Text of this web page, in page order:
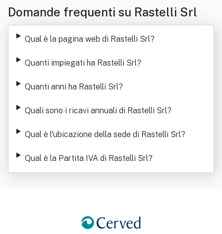
Domande frequenti su Rastelli Srl
Qual è la pagina web di Rastelli Srl?
Quanti impiegati ha Rastelli Srl?
Quanti anni ha Rastelli Srl?
Quali sono i ricavi annuali di Rastelli Srl?
Qual è l'ubicazione della sede di Rastelli Srl?
Qual è la Partita IVA di Rastelli Srl?